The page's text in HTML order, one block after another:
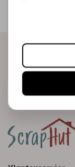
direct in je
Abonneer